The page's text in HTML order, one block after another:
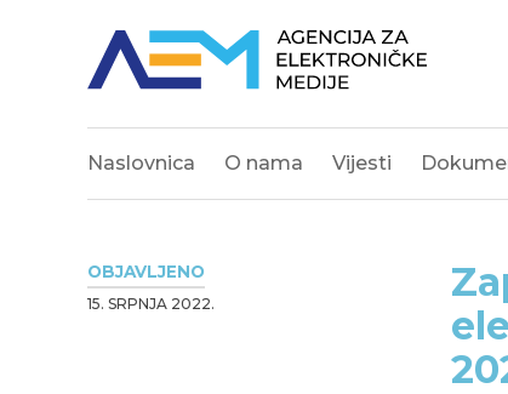
Naslovnica O nama Vijesti
OBJAVLJENO
15. SRPNJA 2022.